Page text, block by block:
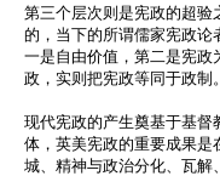
第三个层次则是宪政的超验
的， 当下的所谓儒家宪政论
一是自由价值，第二是宪政
政，实则把宪政等同于政制。
现代宪政的产生奠基于基督
体，英美宪政的重要成果是
城、精神与政治分化、瓦解